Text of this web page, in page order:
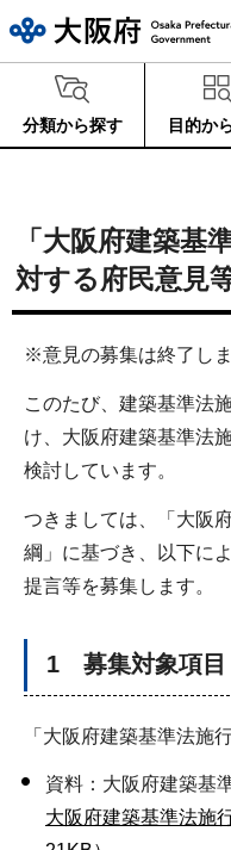
分類から探す 目的か
「大阪府建築基
対する府民意見
※意見の募集は終了しま
このたび、建築基準法
け、大阪府建築基準法
検討しています。
つきましては、「大阪
綱」に基づき、以下に
提言等を募集します。
1 募集対象項目
「大阪府建築基準法施
資料：大阪府建築基
大阪府建築基準法施